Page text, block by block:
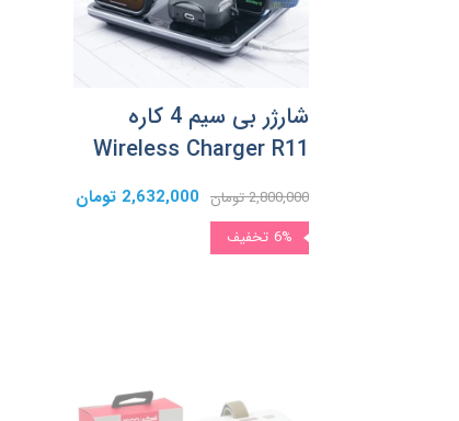
شارژر بی سیم 4 کاره
Wireless Charger R11
2,800,000 تومان 2,632,000 تومان
6% تخفیف